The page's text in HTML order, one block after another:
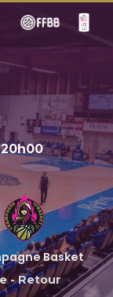
20h00
Basket
- Retour